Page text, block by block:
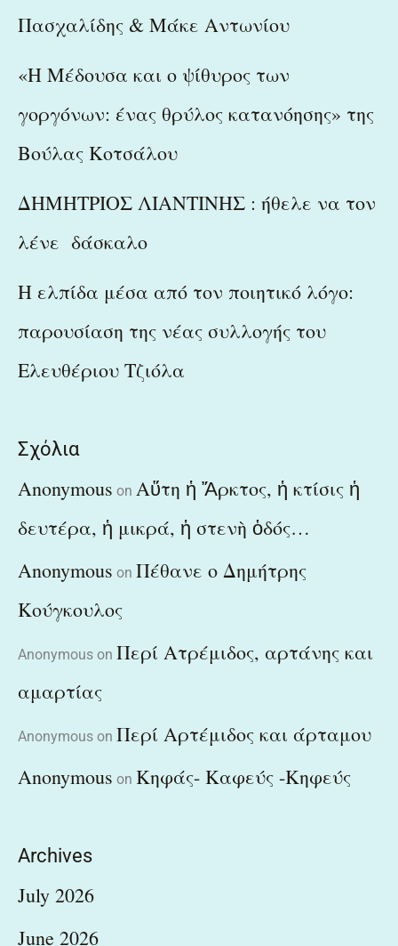
Πασχαλίδης & Μάκε Αντωνίου
«Η Μέδουσα και ο ψίθυρος των
γοργόνων: ένας θρύλος κατανόησης» της
Βούλας Κοτσάλου
ΔΗΜΗΤΡΙΟΣ ΛΙΑΝΤΙΝΗΣ : ήθελε να τον
λένε δάσκαλο
Η ελπίδα μέσα από τον ποιητικό λόγο:
παρουσίαση της νέας συλλογής του
Ελευθέριου Τζιόλα
Σχόλια
Anonymous on Αὕτη ἡ Ἄρκτος, ἡ κτίσις ἡ
δευτέρα, ἡ μικρά, ἡ στενὴ ὁδός…
Anonymous on Πέθανε ο Δημήτρης
Κούγκουλος
Anonymous on Περί Ατρέμιδος, αρτάνης και
αμαρτίας
Anonymous on Περί Αρτέμιδος και άρταμου
Anonymous on Κηφάς- Καφεύς -Κηφεύς
Archives
July 2026
June 2026